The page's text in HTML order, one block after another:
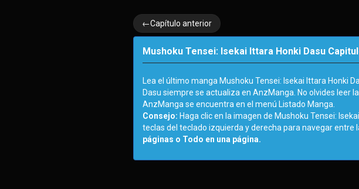
←Capítulo anterior
Mushoku Tensei: Isekai Ittara Honki Dasu
Lea el último manga Mushoku Tensei: Isekai Ittara Honki
Dasu siempre se actualiza en AnzManga. No olvides leer
AnzManga se encuentra en el menú Listado Manga.
Consejo: Haga clic en la imagen de Mushoku Tensei:
teclas del teclado izquierda y derecha para navegar entre
páginas o Todo en una página.